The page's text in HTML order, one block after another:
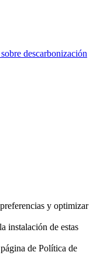
descarbonización
y optimizar
instalación de estas
de Política de